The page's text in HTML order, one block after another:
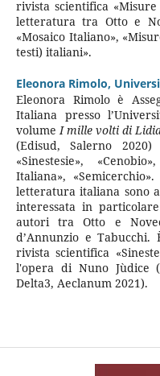
rivista scientifica
letteratura tra Otto e
«Mosaico Italiano»,
testi) italiani».
Eleonora Rimolo,
Eleonora Rimolo è
Italiana presso
volume I mille volti di
(Edisud, Salerno
«Sinestesie»,
Italiana»,
letteratura italiana sono
interessata in
autori tra Otto e
d’Annunzio e Tabucchi.
rivista scientifica
l'opera di Nuno Jùdice (
Delta3, Aeclanum 2021).